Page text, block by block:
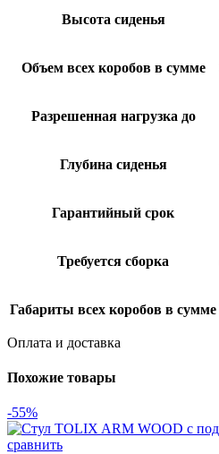
Высота сиденья
Объем всех коробов в сумме
Разрешенная нагрузка до
Глубина сиденья
Гарантийный срок
Требуется сборка
Габариты всех коробов в сумме
Оплата и доставка
Похожие товары
-55%
сравнить